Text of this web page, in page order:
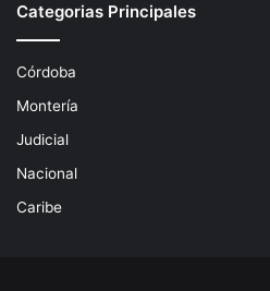
Categorias Principales
Córdoba
Montería
Judicial
Nacional
Caribe